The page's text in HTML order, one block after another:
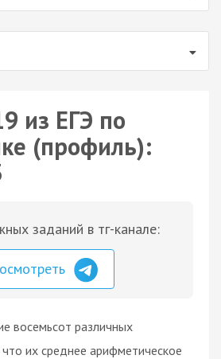
из ЕГЭ по
(профиль):
заданий в тг-канале:
восемьсот различных
их среднее арифметическое